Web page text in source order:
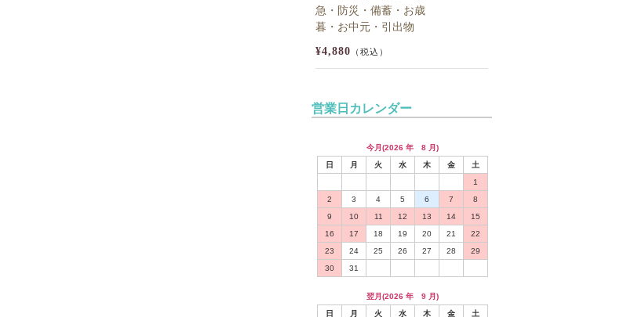
急・防災・備蓄・お歳
暮・お中元・引出物
¥4,880 （税込）
営業日カレンダー
今月(2026 年 8 月)
日
月 火 水 木 金
土
1
2
3 4 5 6 7
8
9
10 11 12 13 14
15
16
17 18 19 20 21
22
23
24 25 26 27 28
29
30
31
翌月(2026 年 9 月)
日
月 火 水 木 金 土